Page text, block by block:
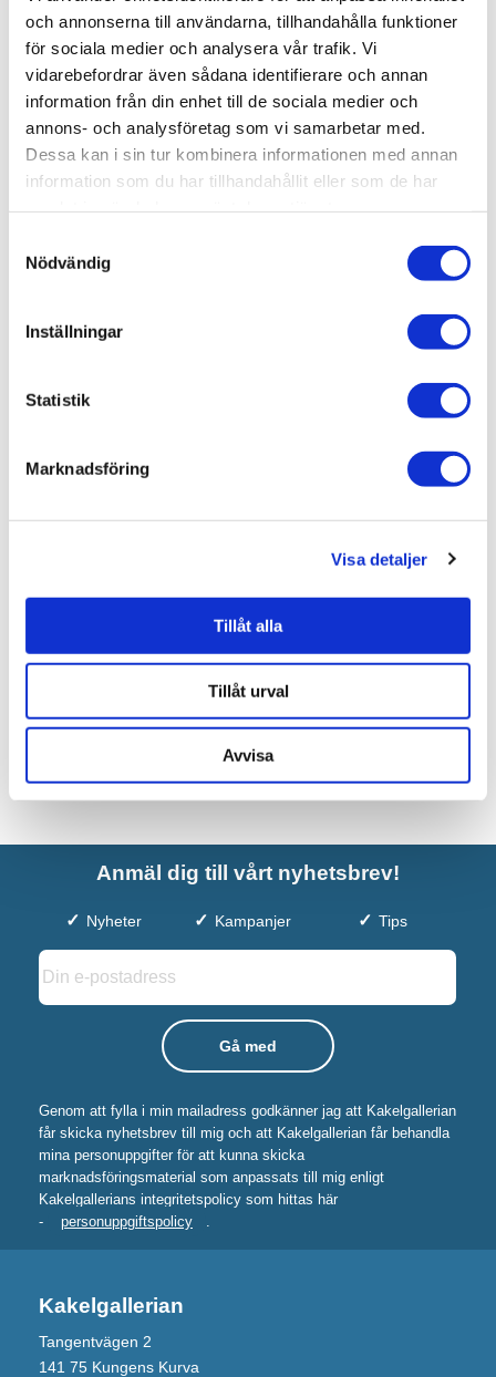
och annonserna till användarna, tillhandahålla funktioner
för sociala medier och analysera vår trafik. Vi
vidarebefordrar även sådana identifierare och annan
information från din enhet till de sociala medier och
annons- och analysföretag som vi samarbetar med.
Dessa kan i sin tur kombinera informationen med annan
information som du har tillhandahållit eller som de har
Nödvändig
Inställningar
Statistik
Marknadsföring
Visa detaljer
Tillåt alla
Tillåt urval
Avvisa
Produktinformation
SKU / artikelnummer: MK4D512-BB
Relaterade kategorier
Bad & kök / Badrum /Badrumsmöbler
Badrumsmöbler
Varumärken / Björbo Badrum / Badrumsmöbler /Kom
mod & tvättställsskåp
Liknande produkter
8.990 kr
7.462 kr
Anmäl dig till vårt nyhetsbrev!
Nyheter Kampanjer Tips
Genom att fylla i min mailadress godkänner jag att Kakelgallerian
får skicka nyhetsbrev till mig och att Kakelgallerian får behandla
mina personuppgifter för att kunna skicka
marknadsföringsmaterial som anpassats till mig enligt
Kakelgallerians integritetspolicy som hittas här
-
personuppgiftspolicy .
Kakelgallerian
Tangentvägen 2
141 75 Kungens Kurva